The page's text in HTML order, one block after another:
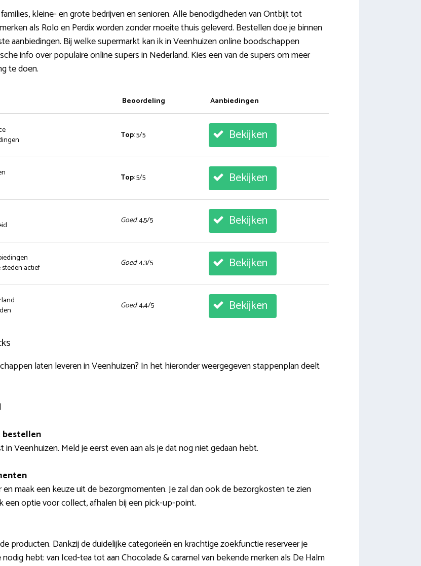
kleine- en grote bedrijven en senioren. Alle benodigdheden van Ontbijt tot
als Rolo en Perdix worden zonder moeite thuis geleverd. Bestellen doe je binnen
aanbiedingen. Bij welke supermarkt kan ik in Veenhuizen online boodschappen
info over populaire online supers in Nederland. Kies een van de supers om meer
te doen.
Beoordeling Aanbiedingen
Top: 5/5 Bekijken
Top: 5/5 Bekijken
Goed: 4,5/5 Bekijken
steden actief
Goed: 4,3/5 Bekijken
Goed: 4,4/5 Bekijken
laten leveren in Veenhuizen? In het hieronder weergegeven stappenplan deelt
bestellen
Veenhuizen. Meld je eerst even aan als je dat nog niet gedaan hebt.
maak een keuze uit de bezorgmomenten. Je zal dan ook de bezorgkosten te zien
een optie voor collect, afhalen bij een pick-up-point.
producten. Dankzij de duidelijke categorieën en krachtige zoekfunctie reserveer je
hebt: van Iced-tea tot aan Chocolade & caramel van bekende merken als De Halm